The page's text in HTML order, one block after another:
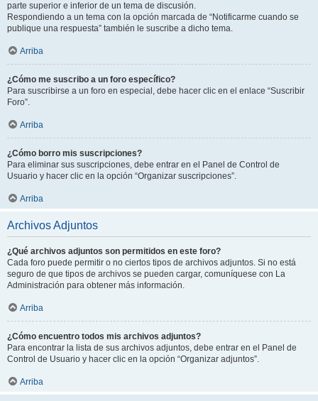
parte superior e inferior de un tema de discusión.
Respondiendo a un tema con la opción marcada de “Notificarme cuando se
publique una respuesta” también le suscribe a dicho tema.
Arriba
¿Cómo me suscribo a un foro específico?
Para suscribirse a un foro en especial, debe hacer clic en el enlace “Suscribir
Foro”.
Arriba
¿Cómo borro mis suscripciones?
Para eliminar sus suscripciones, debe entrar en el Panel de Control de
Usuario y hacer clic en la opción “Organizar suscripciones”.
Arriba
Archivos Adjuntos
¿Qué archivos adjuntos son permitidos en este foro?
Cada foro puede permitir o no ciertos tipos de archivos adjuntos. Si no está
seguro de que tipos de archivos se pueden cargar, comuníquese con La
Administración para obtener más información.
Arriba
¿Cómo encuentro todos mis archivos adjuntos?
Para encontrar la lista de sus archivos adjuntos, debe entrar en el Panel de
Control de Usuario y hacer clic en la opción “Organizar adjuntos”.
Arriba